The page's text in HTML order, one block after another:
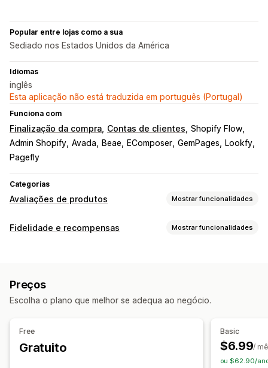
Popular entre lojas como a sua
Sediado nos Estados Unidos da América
Idiomas
inglês
Esta aplicação não está traduzida em português (Portugal)
Funciona com
Finalização da compra Contas de clientes Shopify Flow
Admin Shopify Avada Beae EComposer GemPages
Lookfy
Pagefly
Categorias
Avaliações de produtos Mostrar funcionalidades
Opções de apresentação
Separadores ou barras laterais
Página de todas as avaliações Principais avaliações
Perguntas e respostas
Fidelidade e recompensas Mostrar funcionalidades
Recompensas que pode oferecer
Preços
Escolha o plano que melhor se adequa ao negócio.
Free
Gratuito
Basic
$6.99/
ou $62.90/